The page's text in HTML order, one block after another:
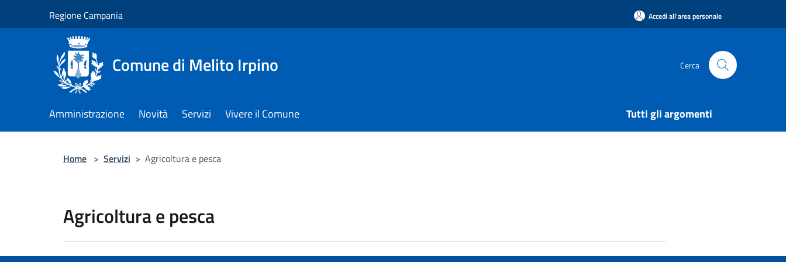
Regione Campania Accedi all'area personale
Comune di Melito Irpino Cerca
Amministrazione Novità Servizi Vivere il Comune Tutti gli argomenti
Home > Servizi > Agricoltura e pesca
Agricoltura e pesca